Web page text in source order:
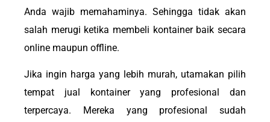
Anda wajib memahaminya. Sehingga tidak akan
salah merugi ketika membeli kontainer baik secara
online maupun offline.
Jika ingin harga yang lebih murah, utamakan pilih
tempat jual kontainer yang profesional dan
terpercaya. Mereka yang profesional sudah